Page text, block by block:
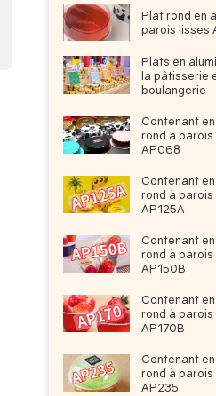
Plat rond en
parois lisses
Plats en
la pâtisserie
boulangerie
Contenant
rond à parois
AP068
Contenant
rond à parois
AP125A
Contenant
rond à parois
AP150B
Contenant
rond à parois
AP170B
Contenant
rond à parois
AP235